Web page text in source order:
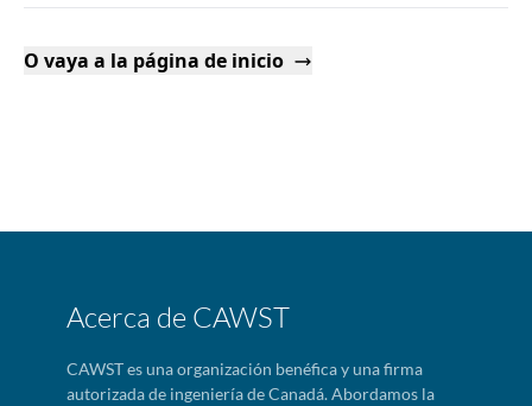
O vaya a la página de inicio
Acerca de CAWST
CAWST es una organización benéfica y una firma
autorizada de ingeniería de Canadá. Abordamos la